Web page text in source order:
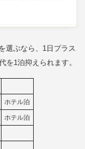
選ぶなら、1日プラス
を1泊抑えられます。
ホテル泊
ホテル泊